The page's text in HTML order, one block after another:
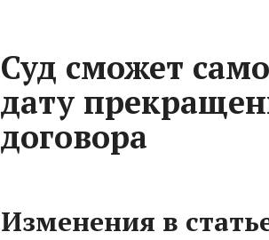
Суд сможет
дату
договора
Изменения в